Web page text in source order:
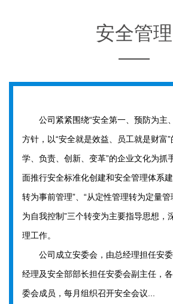
安全管理
公司紧紧围绕“安全第一、预防为主
方针，以“安全就是效益、员工就是财富”
学、负责、创新、变革”的企业文化为抓
面推行安全标准化创建和安全管理体系
转为事前管理”、“从定性管理转为定量管
为自我控制”三个转变为主要指导思想，
理工作。
公司成立安委会，由总经理担任安委
经理及安全部部长担任安委会副主任，
委会成员，每月组织召开安全会议...